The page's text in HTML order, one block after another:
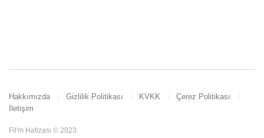
Hakkımızda Gizlilik Politikası KVKK
Çerez Politikası
İletişim
Fil'm Hafızası © 2023